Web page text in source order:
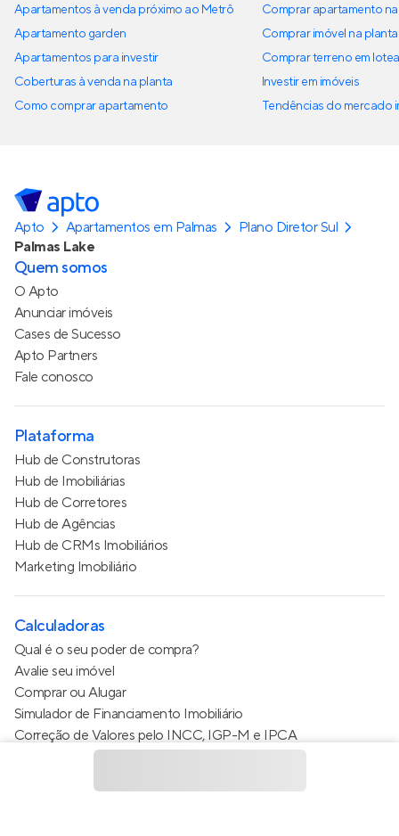
Apartamentos à venda próximo ao Metrô
Apartamento garden
Apartamentos para investir
Coberturas à venda na planta
Como comprar apartamento
Comprar apartamento
Comprar imóvel na planta
Comprar terreno em
Investir em imóveis
Tendências do mercado
Apto Apartamentos em Palmas
Plano Diretor Sul
Palmas Lake
Quem somos
O Apto
Anunciar imóveis
Cases de Sucesso
Apto Partners
Fale conosco
Plataforma
Hub de Construtoras
Hub de Imobiliárias
Hub de Corretores
Hub de Agências
Hub de CRMs Imobiliários
Marketing Imobiliário
Calculadoras
Qual é o seu poder de compra?
Avalie seu imóvel
Comprar ou Alugar
Simulador de Financiamento Imobiliário
Correção de Valores pelo INCC, IGP-M e IPCA
Estimativa de valor do condomínio